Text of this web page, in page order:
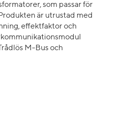
som passar för
är utrustad med
effektfaktor och
M-Bus och